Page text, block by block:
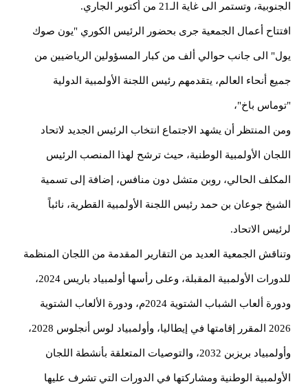
وتستمر الى غاية الـ21 من أكتوبر الجاري.
أعمال الجمعية جرى بحضور الرئيس الكوري "يون صوك
الى جانب حوالي ألف من كبار المسؤولين الرياضيين من
أنحاء العالم، يتقدمهم رئيس اللجنة الأولمبية الدولية
باخ"،
المنتظر أن يشهد الاجتماع انتخاب الرئيس الجديد لاتحاد
الأولمبية الوطنية، حيث ترشح لهذا المنصب الرئيس
الحالي، روبن متشل دون منافس، إضافة إلى تسمية
جوعان بن حمد رئيس اللجنة الأولمبية القطرية، نائباً
الاتحاد.
الجمعية العديد من التقارير المقدمة من اللجان المنظمة
للدورات الأولمبية المقبلة، وعلى رأسها أولمبياد باريس 2024،
ودورة ألعاب الشباب الشتوية 2024م، ودورة الألعاب الشتوية
2026 المقرر إقامتها في إيطاليا، وأولمبياد لوس أنجلوس 2028،
وأولمبياد بريزبن 2032، والتوصيات المتعلقة بأنشطة اللجان
الوطنية ومشاركتها في الدورات التي تشرف عليها